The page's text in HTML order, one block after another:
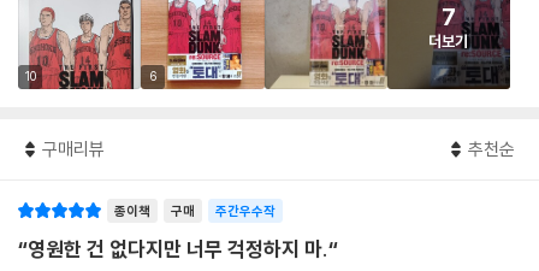
10 6
7
더보기
구매리뷰 추천순
종이책 구매 주간우수작
“영원한 건 없다지만 너무 걱정하지 마.“